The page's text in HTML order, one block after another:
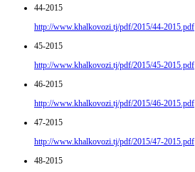
44-2015
http://www.khalkovozi.tj/pdf/2015/44-2015.pdf
45-2015
http://www.khalkovozi.tj/pdf/2015/45-2015.pdf
46-2015
http://www.khalkovozi.tj/pdf/2015/46-2015.pdf
47-2015
http://www.khalkovozi.tj/pdf/2015/47-2015.pdf
48-2015